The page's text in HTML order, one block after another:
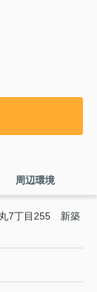
周辺環境
7丁目255 新築